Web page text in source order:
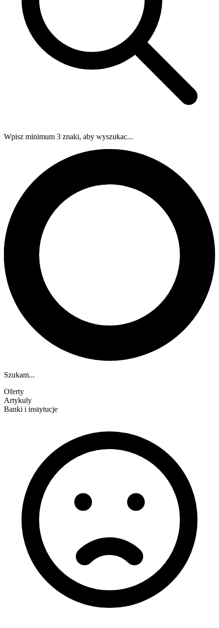
Wpisz minimum 3 znaki, aby wyszukac...
Szukam...
Oferty
Artykuly
Banki i instytucje